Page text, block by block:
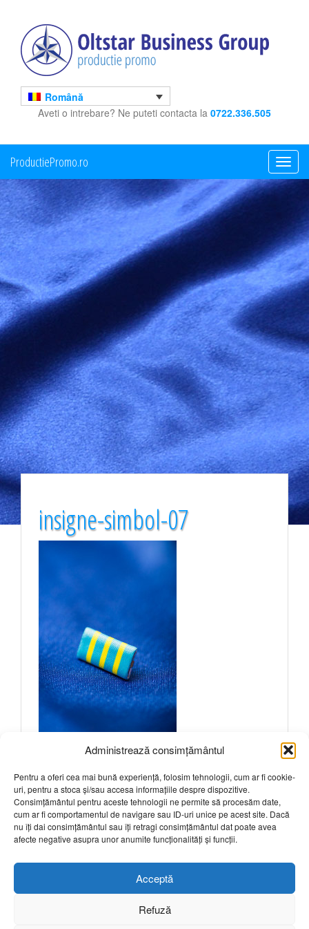
Administrează consimțământul
Pentru a oferi cea mai bună experiență, folosim tehnologii, cum ar fi cookie-
uri, pentru a stoca și/sau accesa informațiile despre dispozitive.
Consimțământul pentru aceste tehnologii ne permite să procesăm date,
cum ar fi comportamentul de navigare sau ID-uri unice pe acest site. Dacă
nu îți dai consimțământul sau îți retragi consimțământul dat poate avea
afecte negative asupra unor anumite funcționalități și funcții.
Acceptă
Refuză
Română
Aveti o intrebare? Ne puteti contacta la 0722.336.505
Toggle
ProductiePromo.ro
insigne-simbol-07
Intrebari frecvente
Sunteti interesat? Click aici pentru a solicita